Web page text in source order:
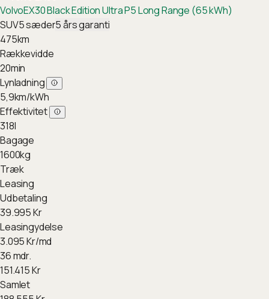
VolvoEX30 Black Edition Ultra P5 Long Range (65 kWh)
SUV5sæder5års garanti
475km
Rækkevidde
20min
Lynladning
5,9km/kWh
Effektivitet
318l
Bagage
1600kg
Træk
Leasing
Udbetaling
39.995Kr
Leasingydelse
3.095Kr/md
36 mdr.
151.415Kr
Samlet